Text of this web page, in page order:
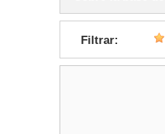
Filtrar: